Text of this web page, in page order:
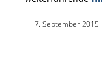
7. September 2015